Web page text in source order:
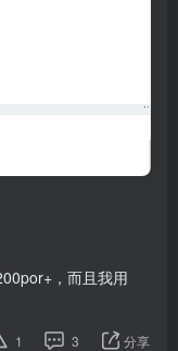
，而且我用
1 3 分享